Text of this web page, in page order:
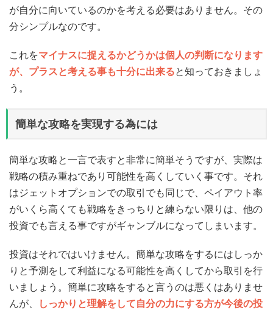
が自分に向いているのかを考える必要はありません。その
分シンプルなのです。
これをマイナスに捉えるかどうかは個人の判断になります
が、プラスと考える事も十分に出来ると知っておきましょ
う。
簡単な攻略を実現する為には
簡単な攻略と一言で表すと非常に簡単そうですが、実際は
戦略の積み重ねであり可能性を高くしていく事です。それ
はジェットオプションでの取引でも同じで、ペイアウト率
がいくら高くても戦略をきっちりと練らない限りは、他の
投資でも言える事ですがギャンブルになってしまいます。
投資はそれではいけません。簡単な攻略をするにはしっか
りと予測をして利益になる可能性を高くしてから取引を行
いましょう。簡単に攻略をすると言うのは悪くはありませ
んが、
しっかりと理解をして自分の力にする方が今後の投